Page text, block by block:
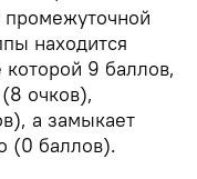
промежуточной
находится
9 баллов,
очков),
а замыкает
(0 баллов).